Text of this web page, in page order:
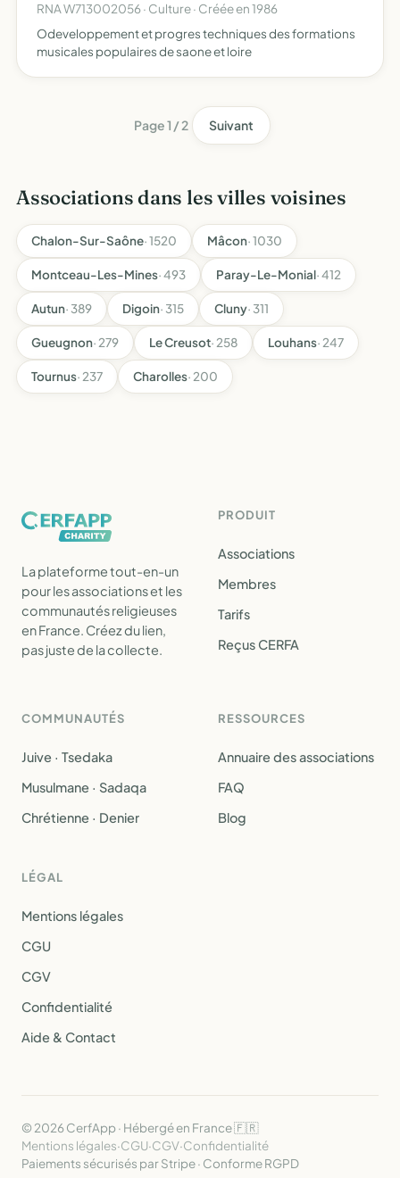
RNA W713002056 · Culture · Créée en 1986
Odeveloppement et progres techniques des formations
musicales populaires de saone et loire
Page 1 / 2 Suivant
Associations dans les villes voisines
Chalon-Sur-Saône· 1520 Mâcon· 1030
Montceau-Les-Mines· 493 Paray-Le-Monial· 412
Autun· 389 Digoin· 315 Cluny· 311
Gueugnon· 279 Le Creusot· 258 Louhans· 247
Tournus· 237 Charolles· 200
La plateforme tout-en-un
pour les associations et les
communautés religieuses
en France. Créez du lien,
pas juste de la collecte.
PRODUIT
Associations
Membres
Tarifs
Reçus CERFA
COMMUNAUTÉS
Juive · Tsedaka
Musulmane · Sadaqa
Chrétienne · Denier
RESSOURCES
Annuaire des associations
FAQ
Blog
LÉGAL
Mentions légales
CGU
CGV
Confidentialité
Aide & Contact
© 2026 CerfApp · Hébergé en France 🇫🇷
Mentions légales·CGU·CGV·Confidentialité
Paiements sécurisés par Stripe · Conforme RGPD